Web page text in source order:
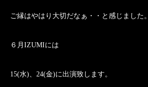
ご縁はやはり大切だなぁ・・と感じました。
６月IZUMIには
15(水)、24(金)に出演致します。